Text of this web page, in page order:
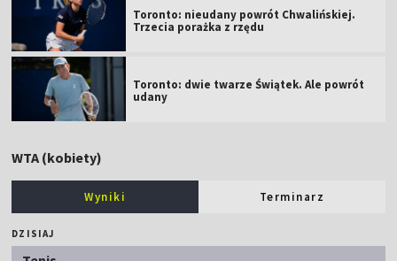
Toronto: nieudany powrót Chwalińskiej.
Trzecia porażka z rzędu
Toronto: dwie twarze Świątek. Ale powrót
udany
WTA (kobiety)
Wyniki Terminarz
DZISIAJ